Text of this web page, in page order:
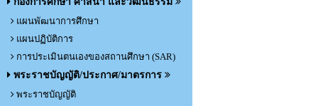
แผนพัฒนาการศึกษา
แผนปฏิบัติการ
การประเมินตนเองของสถานศึกษา (SAR)
พระราชบัญญัติ/ประกาศ/มาตรการ
พระราชบัญญัติ